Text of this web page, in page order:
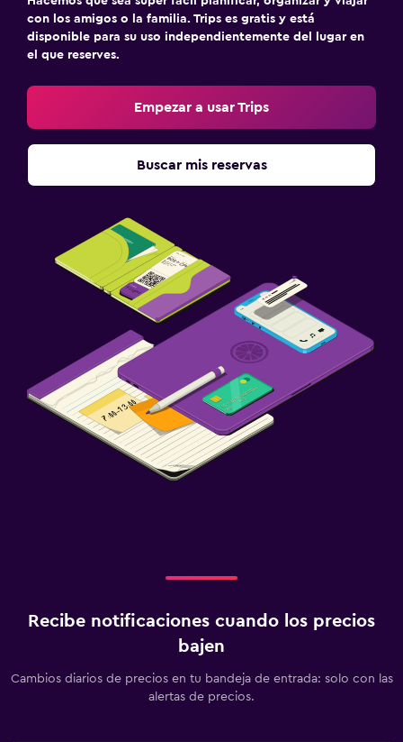
con los amigos o la familia. Trips es gratis y está
disponible para su uso independientemente del lugar en
el que reserves.
Empezar a usar Trips
Buscar mis reservas
Recibe notificaciones cuando los precios
bajen
Cambios diarios de precios en tu bandeja de entrada: solo con las
alertas de precios.